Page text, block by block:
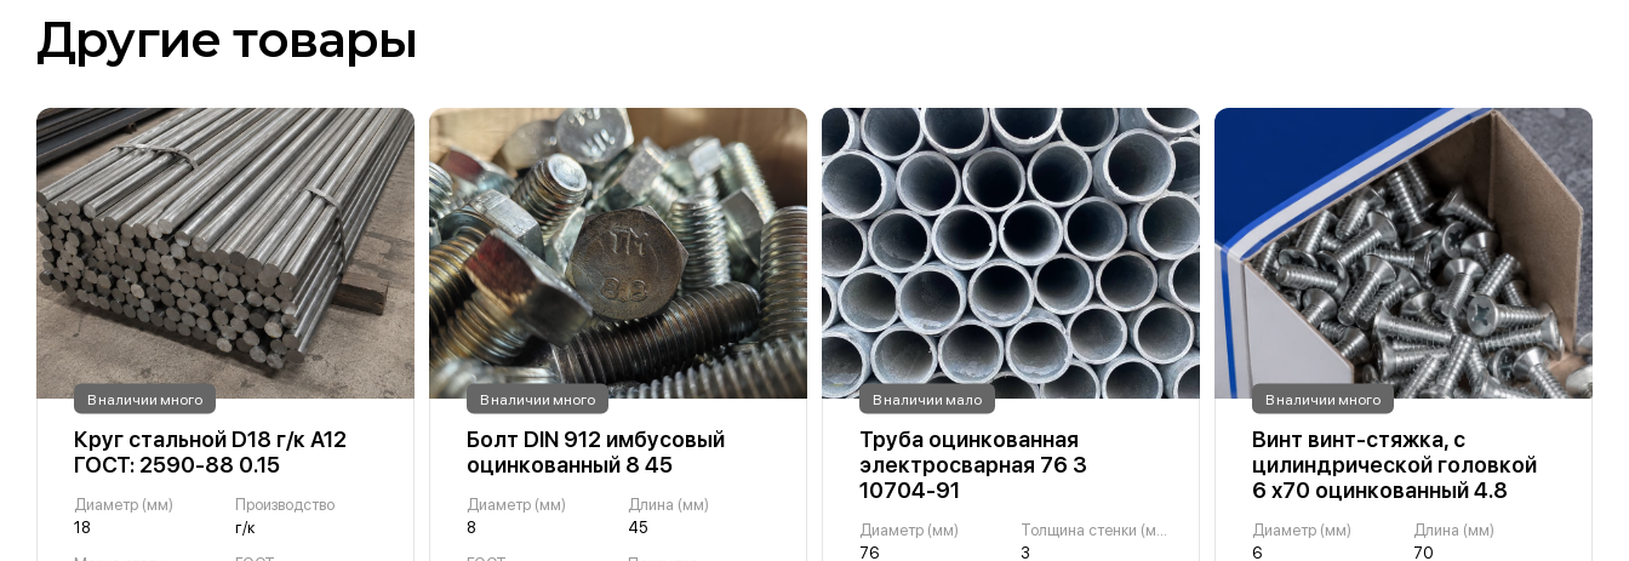
Другие товары
В наличии много
Круг стальной D18 г/к А12
ГОСТ: 2590-88 0.15
Диаметр (мм)
18
Производство
г/к
В наличии много
Болт DIN 912 имбусовый
оцинкованный 8 45
Диаметр (мм)
8
Длина (мм)
45
В наличии мало
Труба оцинкованная
электросварная 76 3
10704-91
Диаметр (мм)
76
Толщина стенки (мм)
3
В наличии много
Винт винт-стяжка, с
цилиндрической головкой
6 х70 оцинкованный 4.8
Диаметр (мм)
6
Длина (мм)
70